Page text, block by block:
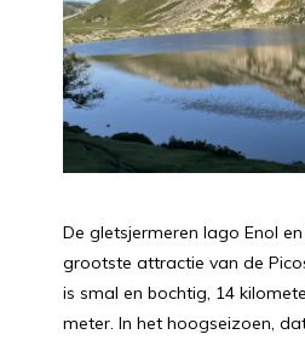
De gletsjermeren lago Enol
grootste attractie van de
is smal en bochtig, 14
meter. In het hoogseizoen,